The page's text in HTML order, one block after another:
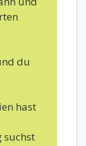
du
hast
suchst